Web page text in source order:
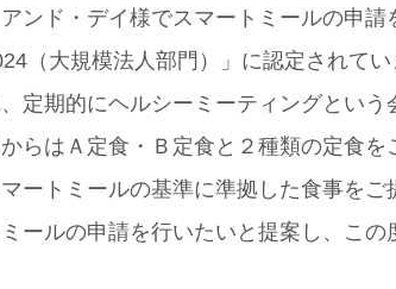
ンド・デイ様でスマートミールの申請
（大規模法人部門）」に認定されて
定期的にヘルシーミーティングという
らはＡ定食・Ｂ定食と２種類の定食を
ートミールの基準に準拠した食事をご
ールの申請を行いたいと提案し、この